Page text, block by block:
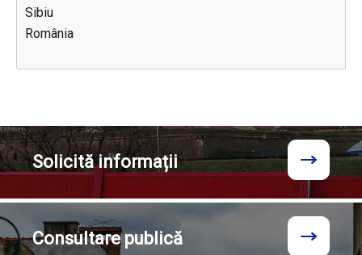
Sibiu
România
Solicităinformații
Consultarepublică